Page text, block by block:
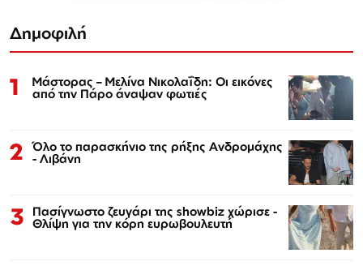
Δημοφιλή
1 Μάστορας – Μελίνα Νικολαΐδη: Οι εικόνες
από την Πάρο άναψαν φωτιές
2 Όλο το παρασκήνιο της ρήξης Ανδρομάχης
- Λιβάνη
3 Πασίγνωστο ζευγάρι της showbiz χώρισε -
Θλίψη για την κόρη ευρωβουλευτή